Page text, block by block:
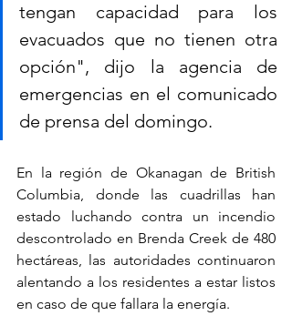
tengan capacidad para los
evacuados que no tienen otra
opción", dijo la agencia de
emergencias en el comunicado
de prensa del domingo.
En la región de Okanagan de British
Columbia, donde las cuadrillas han
estado luchando contra un incendio
descontrolado en Brenda Creek de 480
hectáreas, las autoridades continuaron
alentando a los residentes a estar listos
en caso de que fallara la energía.